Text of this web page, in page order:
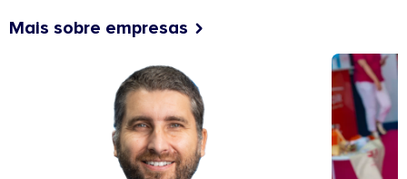
Mais sobre empresas